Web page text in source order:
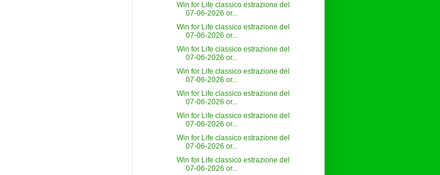
Win for Life classico estrazione del
07-06-2026 or...
Win for Life classico estrazione del
07-06-2026 or...
Win for Life classico estrazione del
07-06-2026 or...
Win for Life classico estrazione del
07-06-2026 or...
Win for Life classico estrazione del
07-06-2026 or...
Win for Life classico estrazione del
07-06-2026 or...
Win for Life classico estrazione del
07-06-2026 or...
Win for Life classico estrazione del
07-06-2026 or...